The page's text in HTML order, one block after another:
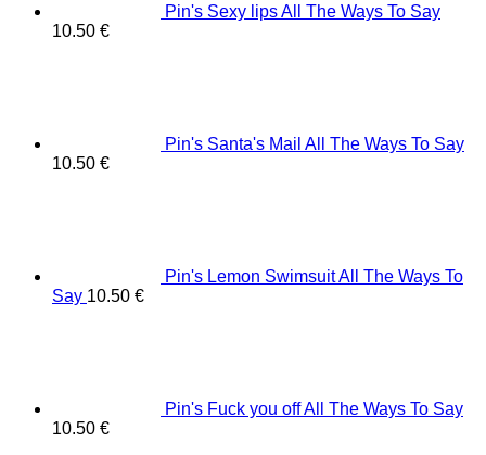
Pin's Sexy lips All The Ways To Say
10.50 €
Pin's Santa's Mail All The Ways To Say
10.50 €
Pin's Lemon Swimsuit All The Ways To
Say 10.50 €
Pin's Fuck you off All The Ways To Say
10.50 €